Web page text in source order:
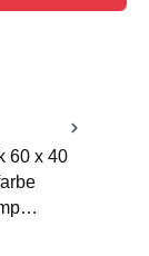
60 x 40